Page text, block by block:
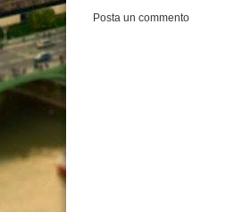
Posta un commento